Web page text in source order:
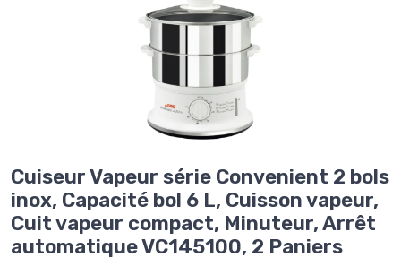
Cuiseur Vapeur série Convenient 2 bols
inox, Capacité bol 6 L, Cuisson vapeur,
Cuit vapeur compact, Minuteur, Arrêt
automatique VC145100, 2 Paniers